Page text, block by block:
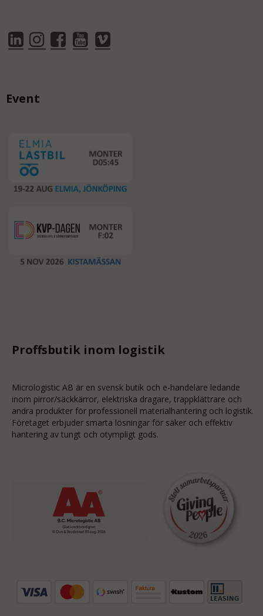
Event
Proffsbutik inom logistik
Micrologistic AB är en svensk butik och e-handelare ledande
inom pirror/säckkärror, elektriska dragare, trappklättrare och
andra produkter för professionell materialhantering och logistik.
Företaget erbjuder smarta lösningar för säker och effektiv
hantering av tungt och otympligt gods.